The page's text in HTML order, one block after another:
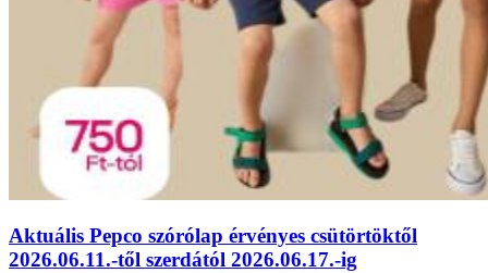
Aktuális Pepco szórólap érvényes csütörtöktől
2026.06.11.-től szerdától 2026.06.17.-ig